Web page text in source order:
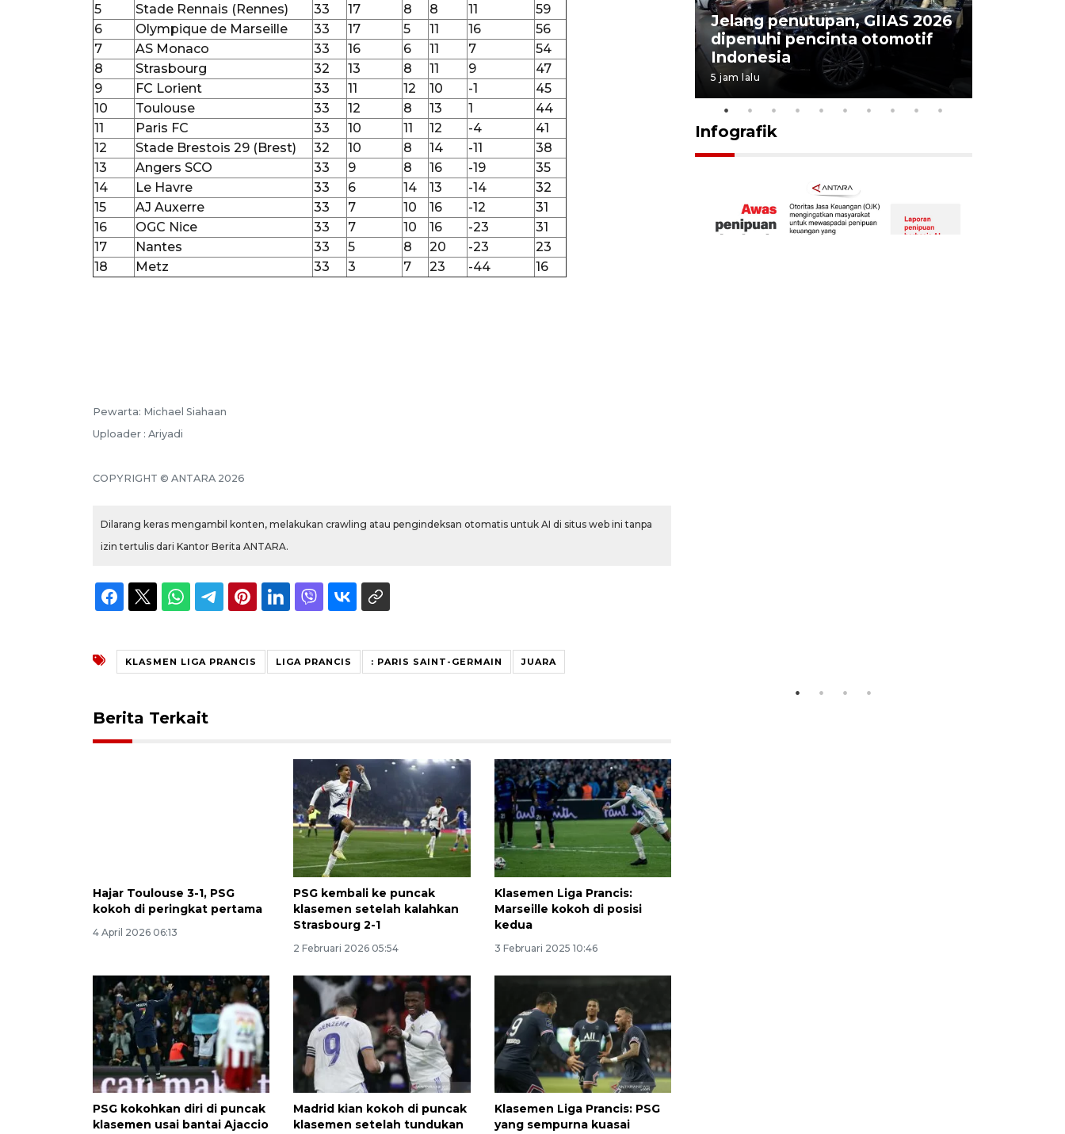
5
Stade Rennais (Rennes) 33 17 8 8 11
59
6
Olympique de Marseille 33 17 5 11 16
56
7
AS Monaco 33 16 6 11 7
54
8
Strasbourg 32 13 8 11 9
47
9
FC Lorient 33 11 12 10 -1
45
10
Toulouse 33 12 8 13 1
44
11
Paris FC 33 10 11 12 -4
41
12
Stade Brestois 29 (Brest) 32 10 8 14 -11
38
13
Angers SCO 33 9 8 16 -19
35
14
Le Havre 33 6 14 13 -14
32
15
AJ Auxerre 33 7 10 16 -12
31
16
OGC Nice 33 7 10 16 -23
31
17
Nantes 33 5 8 20 -23
23
18
Metz 33 3 7 23 -44 16
Pewarta: Michael Siahaan
Uploader : Ariyadi
COPYRIGHT © ANTARA 2026
Dilarang keras mengambil konten, melakukan crawling atau pengindeksan otomatis untuk AI di situs web ini tanpa
izin tertulis dari Kantor Berita ANTARA.
KLASMEN LIGA PRANCIS LIGA PRANCIS : PARIS SAINT-GERMAIN JUARA
Berita Terkait
Hajar Toulouse 3-1, PSG
kokoh di peringkat pertama
4 April 2026 06:13
PSG kembali ke puncak
klasemen setelah kalahkan
Strasbourg 2-1
2 Februari 2026 05:54
Klasemen Liga Prancis:
Marseille kokoh di posisi
kedua
3 Februari 2025 10:46
PSG kokohkan diri di puncak
klasemen usai bantai Ajaccio
Madrid kian kokoh di puncak
klasemen setelah tundukan
Klasemen Liga Prancis: PSG
yang sempurna kuasai
407 Mal di Indonesia hadirkan
program diskon Agustus
hingga 80 persen
17 jam lalu
Jelang penutupan, GIIAS 2026
dipenuhi pencinta otomotif
Indonesia
5 jam lalu
Infografik
2026-08-06 13:15:00